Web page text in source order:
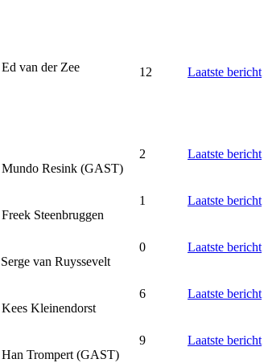
Ed van der Zee
12 Laatste bericht
Mundo Resink (GAST)
2 Laatste bericht
Freek Steenbruggen
1 Laatste bericht
Serge van Ruyssevelt
0 Laatste bericht
Kees Kleinendorst
6 Laatste bericht
Han Trompert (GAST)
9 Laatste bericht